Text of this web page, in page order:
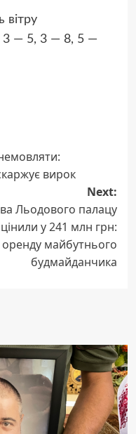
вітру
3 — 5, 3 — 8, 5 —
вирок
Next:
Льодового палацу
у 241 млн грн:
майбутнього
будмайданчика